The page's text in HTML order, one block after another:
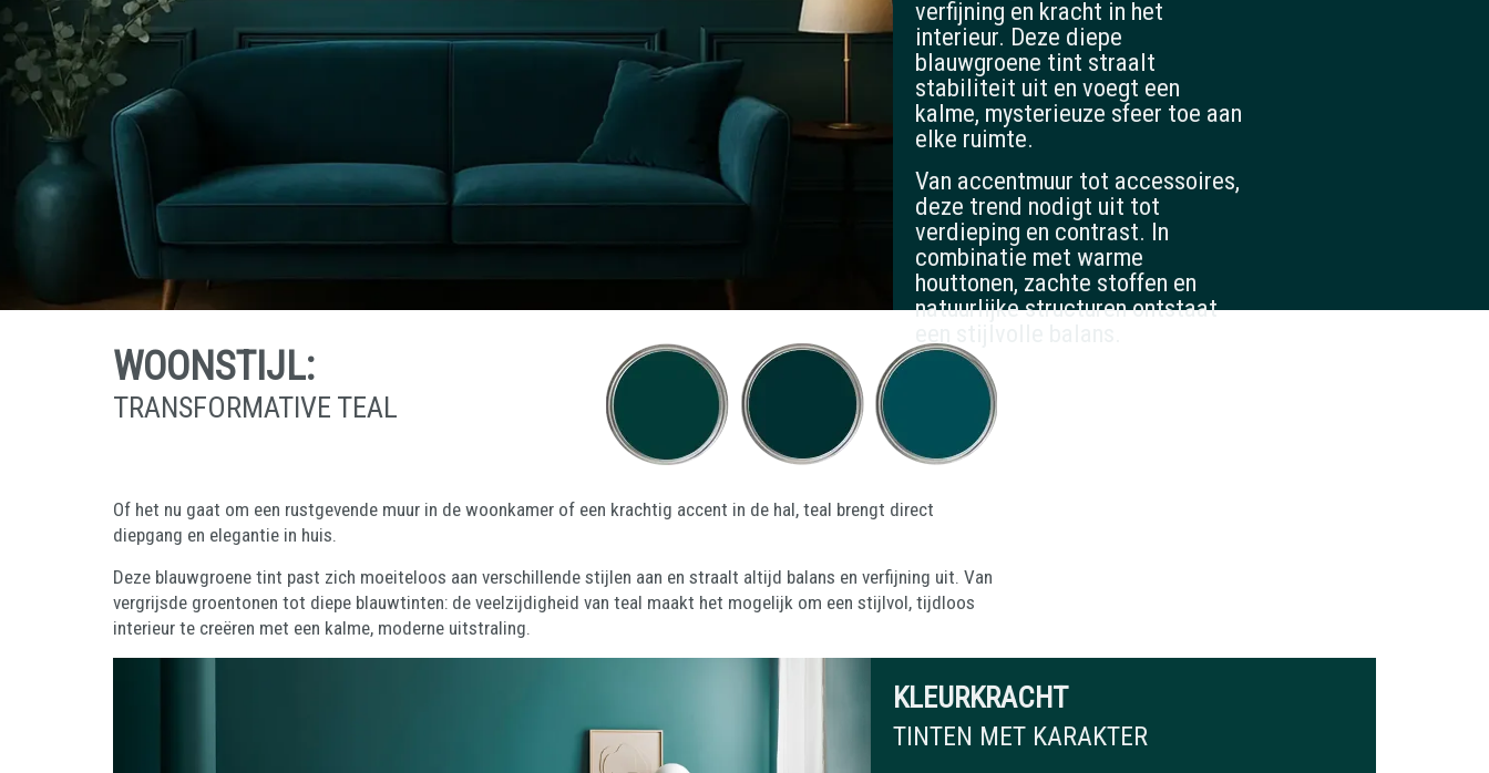
verfijning en kracht in het
interieur. Deze diepe
blauwgroene tint straalt
stabiliteit uit en voegt een
kalme, mysterieuze sfeer toe aan
elke ruimte.
Van accentmuur tot accessoires,
deze trend nodigt uit tot
verdieping en contrast. In
combinatie met warme
houttonen, zachte stoffen en
natuurlijke structuren ontstaat
WOONSTIJL:
TRANSFORMATIVE TEAL
Of het nu gaat om een rustgevende muur in de woonkamer of een krachtig accent in de hal, teal brengt direct
diepgang en elegantie in huis.
Deze blauwgroene tint past zich moeiteloos aan verschillende stijlen aan en straalt altijd balans en verfijning uit. Van
vergrijsde groentonen tot diepe blauwtinten: de veelzijdigheid van teal maakt het mogelijk om een stijlvol, tijdloos
interieur te creëren met een kalme, moderne uitstraling.
KLEURKRACHT
TINTEN MET KARAKTER